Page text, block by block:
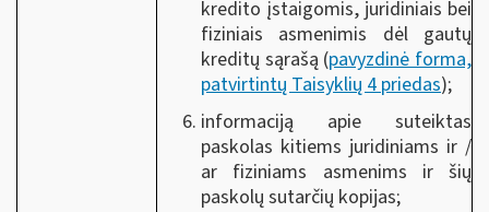
kredito įstaigomis, juridiniais bei
fiziniais asmenimis dėl gautų
kreditų sąrašą (pavyzdinė forma,
patvirtintų Taisyklių 4 priedas);
informaciją apie suteiktas
paskolas kitiems juridiniams ir /
ar fiziniams asmenims ir šių
paskolų sutarčių kopijas;